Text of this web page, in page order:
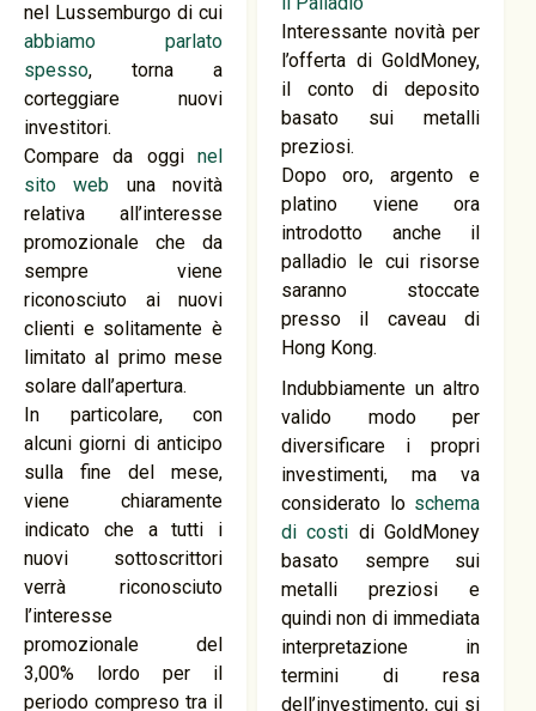
nel Lussemburgo di cui
abbiamo parlato
spesso, torna a
corteggiare nuovi
investitori.
Compare da ogginel
sito web una novità
relativa all’interesse
promozionale che da
sempre viene
riconosciuto ai nuovi
clienti e solitamente è
limitato al primo mese
solare dall’apertura.
In particolare, con
alcuni giorni di anticipo
sulla fine del mese,
viene chiaramente
indicato che a tutti i
nuovi sottoscrittori
verrà riconosciuto
l’interesse
promozionale del
3,00% lordo per il
periodo compreso tra il
Interessante novità per
l’offerta di GoldMoney,
il conto di deposito
basato sui metalli
preziosi.
Dopo oro, argento e
platino viene ora
introdotto anche il
palladio le cui risorse
saranno stoccate
presso il caveau di
Hong Kong.
Indubbiamente un altro
valido modo per
diversificare i propri
investimenti, ma va
considerato lo schema
di costi di GoldMoney
basato sempre sui
metalli preziosi e
quindi non di immediata
interpretazione in
termini di resa
dell’investimento, cui si